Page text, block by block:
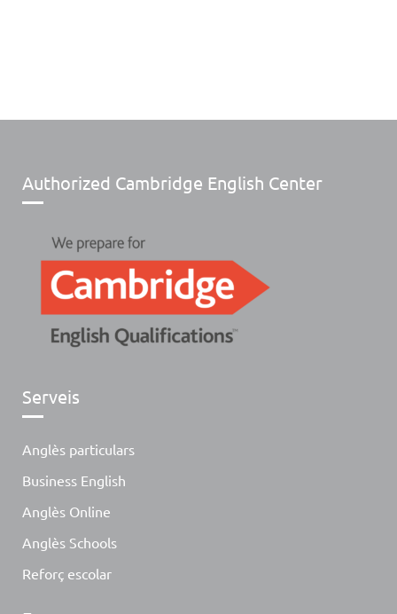
Authorized Cambridge English Center
Serveis
Anglès particulars
Business English
Anglès Online
Anglès Schools
Reforç escolar